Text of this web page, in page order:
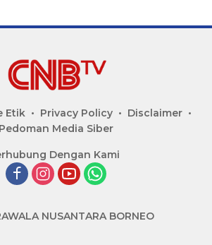
Etik Privacy Policy
Disclaimer
Pedoman Media Siber
Dengan Kami
NUSANTARA BORNEO